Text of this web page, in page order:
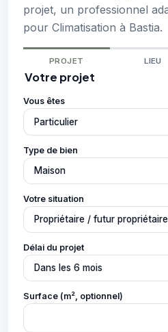
projet, un professionnel
pour Climatisation à Bastia.
PROJET LIEU
Votre projet
Vous êtes
Type de bien
Votre situation
Délai du projet
Surface (m², optionnel)